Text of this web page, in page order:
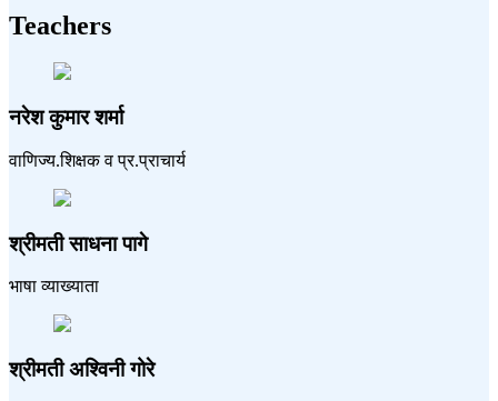
Teachers
नरेश कुमार शर्मा
वाणिज्य.शिक्षक व प्र.प्राचार्य
श्रीमती साधना पागे
भाषा व्याख्याता
श्रीमती अश्विनी गोरे